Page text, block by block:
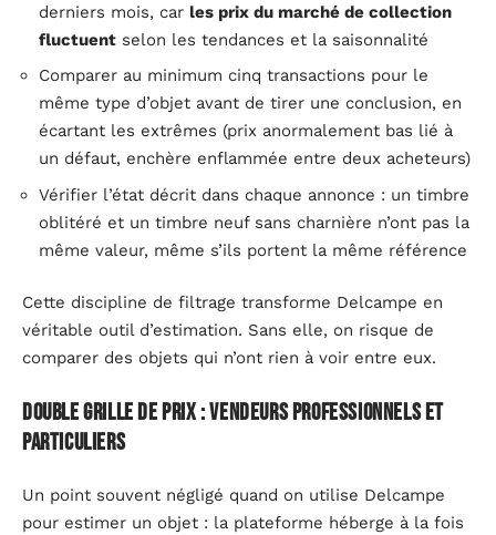
derniers mois, car les prix du marché de collection
fluctuent selon les tendances et la saisonnalité
Comparer au minimum cinq transactions pour le
même type d’objet avant de tirer une conclusion, en
écartant les extrêmes (prix anormalement bas lié à
un défaut, enchère enflammée entre deux acheteurs)
Vérifier l’état décrit dans chaque annonce : un timbre
oblitéré et un timbre neuf sans charnière n’ont pas la
même valeur, même s’ils portent la même référence
Cette discipline de filtrage transforme Delcampe en
véritable outil d’estimation. Sans elle, on risque de
comparer des objets qui n’ont rien à voir entre eux.
Double grille de prix : vendeurs professionnels et
particuliers
Un point souvent négligé quand on utilise Delcampe
pour estimer un objet : la plateforme héberge à la fois